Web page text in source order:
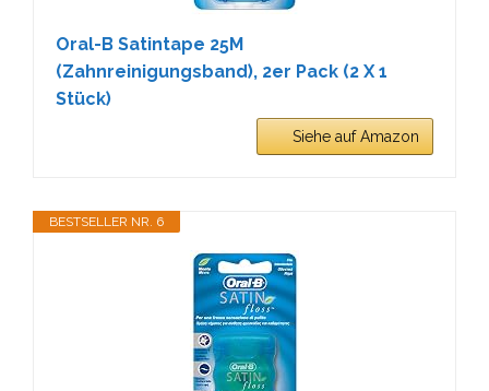
Oral-B Satintape 25M
(Zahnreinigungsband), 2er Pack (2 X 1
Stück)
Siehe auf Amazon
BESTSELLER NR. 6